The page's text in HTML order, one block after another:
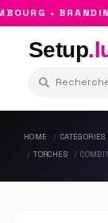
•
Setup
HOME CATÉGORIES
TORCHES